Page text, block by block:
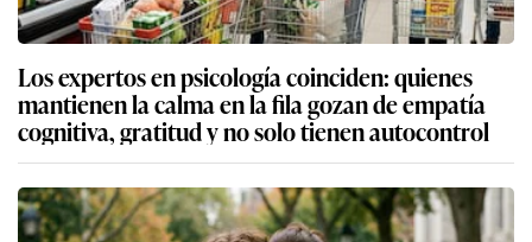
Los expertos en psicología coinciden: quienes
mantienen la calma en la fila gozan de empatía
cognitiva, gratitud y no solo tienen autocontrol